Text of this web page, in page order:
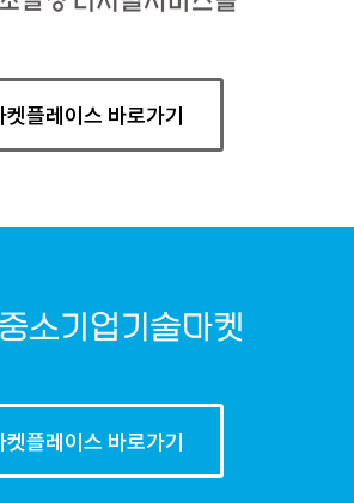
켓플레이스 바로가기
켓플레이스 바로가기